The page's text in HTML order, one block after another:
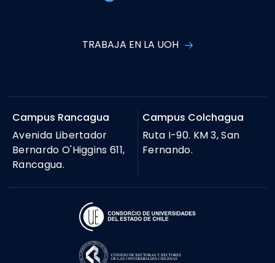
TRABAJA EN LA UOH
Campus Rancagua
Avenida Libertador
Bernardo O'Higgins 611,
Rancagua.
Campus Colchagua
Ruta I-90. KM 3, San
Fernando.